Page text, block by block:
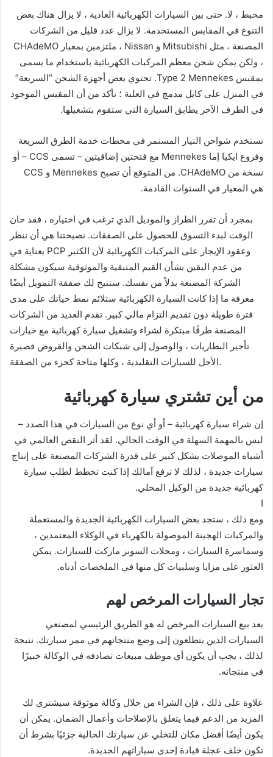
محبط ، لا. حتى بين السيارات الكهربائية العادية ، لا يزال هناك بعض
التنوع في المقابس المستخدمة. لا يزال عدد قليل من الشركات
المصنعة ، مثل Mitsubishi و Nissan ، ملتزمين بمعيار CHAdeMO
، ولكن يمكن شحن معظم المركبات الكهربائية باستخدام ما يسمى
بمقبس Type 2 Mennekes. تحتوي بعض أجهزة الشحن “السريعة”
في المنزل على كابل مدمج في العلبة ؛ تأكد من أن المقبس الموجود
في الطرف الآخر يطابق السيارة التي ستقوم بتشغيلها.
تستخدم شواحن التيار المستمر في محطات خدمة الطرق السريعة
وفروع ايكيا إما Mennekes مع فتحتين إضافيتين – تسمى CCS – أو
نسخة من CHAdeMO. من المتوقع أن تصبح Mennekes و CCS
هي المعيار في السنوات القادمة.
بمجرد أن تقرر الطراز والموديل الذي ترغب في اختياره ، فقد حان
الوقت لبدء التسوق للحصول على الصفقات. نصيحتنا هي أن ننظر
بعناية في PCP وعقود الإيجار على المركبات الكهربائية لأن الكثير
من عدم اليقين بشأن القيم المتبقية والموثوقية سيكون مشكلة
الشركة المصنعة بدلاً من نفسك. ستتيح لك صفقة التمويل أيضًا
معرفة ما إذا كانت السيارة الكهربائية ستلائم نمط حياتك على مدى
فترة طويلة دون تقديم التزام مالي كبير. تقدم العديد من الشركات
المصنعة طرقًا مبتكرة لشراء وتشغيل سيارة كهربائية مع خيارات
تأجير البطاريات ، والوصول إلى شبكات الشحن والقروض قصيرة
الأجل للسيارات التقليدية ، وكلها متاحة كجزء من الصفقة.
من أين تشتري سيارة كهربائية
إن شراء سيارة كهربائية – أو أي نوع من السيارات في هذا الصدد –
ليس بالمهمة السهلة في الوقت الحالي. لقد أثر النقص العالمي في
أشباه الموصلات بشكل كبير على قدرة الشركات المصنعة على إنتاج
سيارات جديدة ، لذلك لا ترفع آمالك إذا كنت تخطط لطلب سيارة
كهربائية جديدة من الوكيل المحلي.
ا
ومع ذلك ، ستجد بعض السيارات الكهربائية الجديدة والمستعملة
والمركبات الهجينة الموصولة بالكهرباء في الوكلاء المعتمدين ،
وسماسرة السيارات ، ومحلات السوبر ماركت للسيارات. يمكن
العثور على مزايا وسلبيات كل منها في الملخصات أدناه.
تجار السيارات المرخص لهم
يعد بيع السيارات المرخص له هو الطريق الرئيسي لمصنعي
السيارات الذين يتطلعون إلى وضع منتجاتهم في ممر سيارتك. نتيجة
لذلك ، يجب أن يكون أي موظف مبيعات تصادفه في الوكالة خبيرًا
في منتجاته.
علاوة على ذلك ، فإن الشراء من خلال وكالة موثوقة سيشتري لك
المزيد من الدعم فيما يتعلق بالإصلاحات وأعمال الضمان. يمكن أن
يكون أيضًا أفضل مكان للتخلي عن سيارتك الحالية جزئيًا بشرط أن
تكون خلف عجلة قيادة إحدى سياراتهم الجديدة.